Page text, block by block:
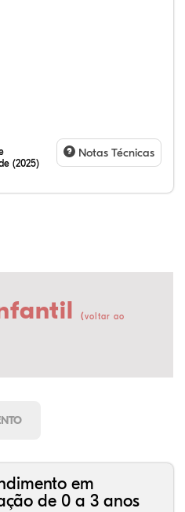
(2025)
Notas Técnicas
(voltar ao
em
de 0 a 3 anos